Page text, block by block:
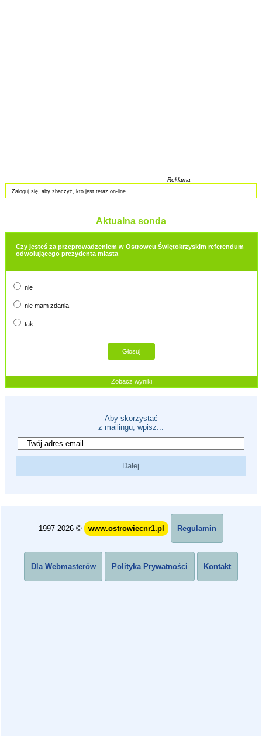
- Reklama -
Zaloguj się, aby zbaczyć, kto jest teraz on-line.
Aktualna sonda
Czy jesteś za przeprowadzeniem w Ostrowcu Świętokrzyskim referendum
odwołującego prezydenta miasta
nie
nie mam zdania
tak
Zobacz wyniki
Aby skorzystać
z mailingu, wpisz...
1997-2026 © www.ostrowiecnr1.pl Regulamin
Dla Webmasterów Polityka Prywatności Kontakt